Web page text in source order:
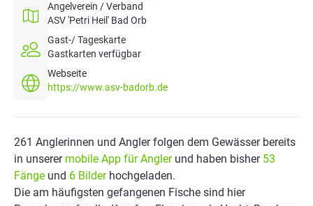
Angelverein / Verband
ASV 'Petri Heil' Bad Orb
Gast-/ Tageskarte
Gastkarten verfügbar
Webseite
https://www.asv-badorb.de
261 Anglerinnen und Angler folgen dem Gewässer bereits
in unserer mobile App für Anglerund haben bisher 53
Fänge und 6 Bilderhochgeladen.
Die am häufigsten gefangenen Fische sind hier